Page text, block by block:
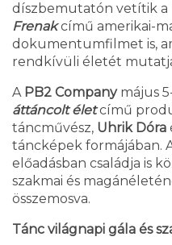
díszbemutatón vetítik a
Frenakcímű amerikai-
dokumentumfilmet is,
rendkívüli életét
A PB2 Companymájus
áttáncolt életcímű
táncművész, Uhrik Dóra
táncképek formájában.
előadásban családja is
szakmai és
összemosva.
Tánc világnapi gála és